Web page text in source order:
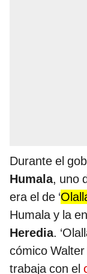
Durante el
Humala, uno
era el de ‘
Humala y la
Heredia.
cómico Walter
trabaja con el